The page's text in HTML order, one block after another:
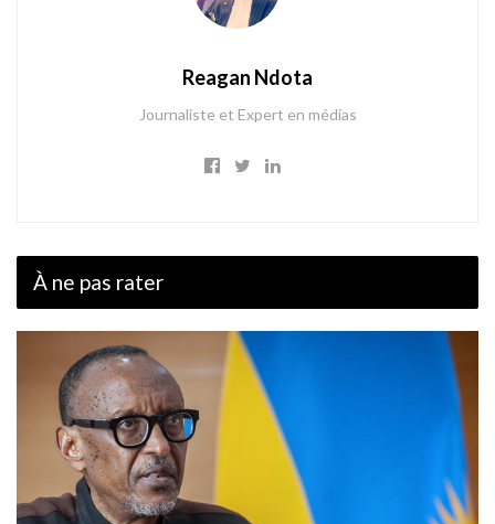
Reagan Ndota
Journaliste et Expert en médias
À ne pas rater